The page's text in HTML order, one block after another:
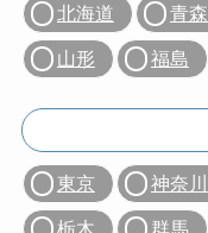
北海道 青森
山形 福島
東京 神奈川
栃木 群馬